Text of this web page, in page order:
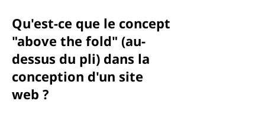
Qu'est-ce que le concept
"above the fold" (au-
dessus du pli) dans la
conception d'un site
web ?